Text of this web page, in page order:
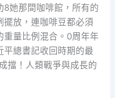
8她那間咖啡館，所有的
擺放，連咖啡豆都必須
重量比例混合。0周年年
平總書記收回時期的最
擋！人類戰爭與成長的